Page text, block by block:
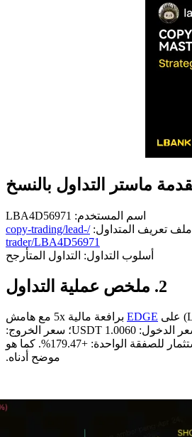
اسم المستخدم: LBA4D56971
ملف تعريف المتداول: /copy-trading/lead-
trader/LBA4D56971
أسلوب التداول: التداول المتأرجح
2. ملخص عملية التداول
EDGE
برافعة مالية 5x مع هامش
متقاطع (cross margin). سعر الدخول: 1.0060 USDT؛ سعر الخروج:
1.36717 USDT؛ عائد الاستثمار للصفقة الواحدة: +179.47%. كما هو
موضح أدناه.